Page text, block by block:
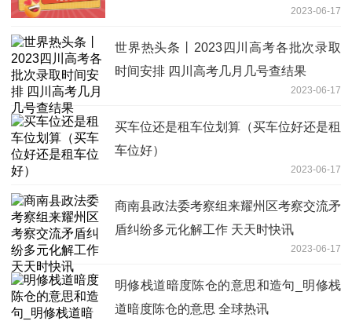
2023-06-17
世界热头条丨2023四川高考各批次录取
时间安排 四川高考几月几号查结果
2023-06-17
买车位还是租车位划算（买车位好还是租
车位好）
2023-06-17
商南县政法委考察组来耀州区考察交流矛
盾纠纷多元化解工作 天天时快讯
2023-06-17
明修栈道暗度陈仓的意思和造句_明修栈
道暗度陈仓的意思 全球热讯